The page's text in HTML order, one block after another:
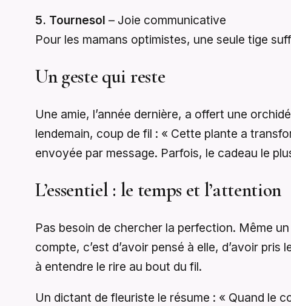
5. Tournesol – Joie communicative
Pour les mamans optimistes, une seule tige
Un geste qui reste
Une amie, l’année dernière, a offert une
lendemain, coup de fil : « Cette plante a
envoyée par message. Parfois, le cadeau le
L’essentiel : le temps et l’attention
Pas besoin de chercher la perfection. Même
compte, c’est d’avoir pensé à elle, d’avoir
à entendre le rire au bout du fil.
Un dictant de fleuriste le résume : « Quand le